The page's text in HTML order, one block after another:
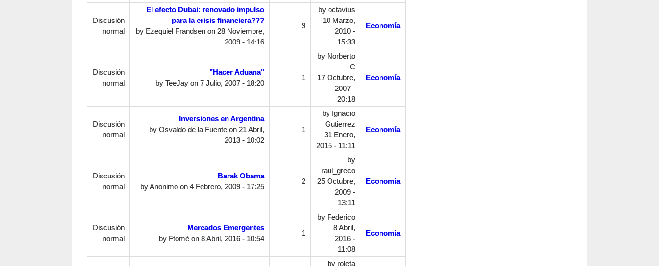
Discusión
normal
El efecto Dubai: renovado impulso
para la crisis financiera???
by Ezequiel Frandsenon 28 Noviembre,
2009 - 14:16
9
by octavius
10 Marzo,
2010 -
15:33
Economía
Discusión
normal
"Hacer Aduana"
by TeeJayon 7 Julio, 2007 - 18:20
1
by Norberto
C
17 Octubre,
2007 -
20:18
Economía
Discusión
normal
Inversiones en Argentina
by Osvaldo de la Fuenteon 21 Abril,
2013 - 10:02
1
by Ignacio
Gutierrez
31 Enero,
2015 - 11:11
Economía
Discusión
normal
Barak Obama
byAnonimoon 4 Febrero, 2009 - 17:25
2
by
raul_greco
25 Octubre,
2009 -
13:11
Economía
Discusión
normal
Mercados Emergentes
by Ftoméon 8 Abril, 2016 - 10:54
1
by Federico
8 Abril,
2016 -
11:08
Economía
by roleta